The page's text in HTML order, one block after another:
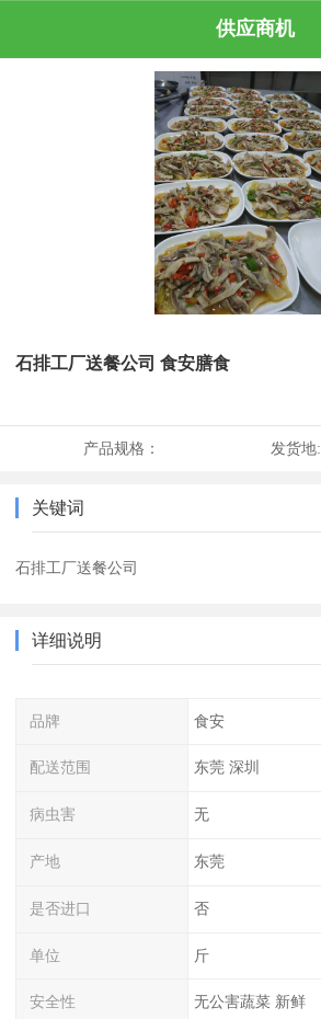
供应商机
石排工厂送餐公司 食安膳食
产品规格： 发货地:
关键词
石排工厂送餐公司
详细说明
品牌 食安
配送范围 东莞 深圳
病虫害 无
产地 东莞
是否进口 否
单位 斤
安全性 无公害蔬菜 新鲜